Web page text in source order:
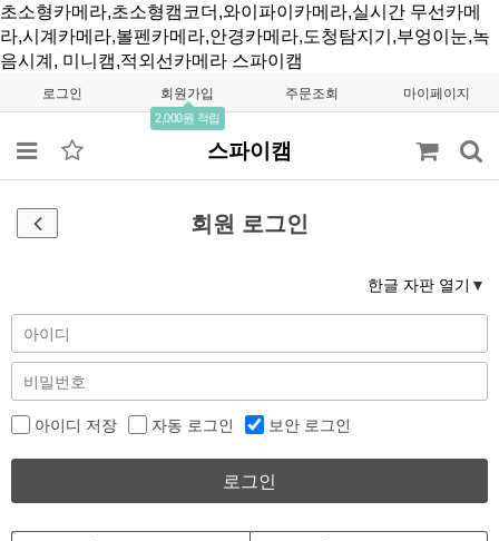
초소형카메라,초소형캠코더,와이파이카메라,실시간 무선카메
라,시계카메라,볼펜카메라,안경카메라,도청탐지기,부엉이눈,녹
음시계, 미니캠,적외선카메라 스파이캠
로그인 회원가입
2,000원 적립
주문조회 마이페이지
스파이캠
회원 로그인
한글 자판 열기
아이디 저장 자동 로그인 보안 로그인
로그인